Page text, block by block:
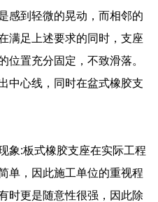
感到轻微的晃动，而相邻的
满足上述要求的同时，支座
位置充分固定，不致滑落。
中心线，同时在盆式橡胶支
象:板式橡胶支座在实际工程
单，因此施工单位的重视程
时更是随意性很强，因此除